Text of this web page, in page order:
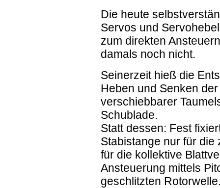
Die heute
Servos und
zum direkten
damals noch nicht.
Seinerzeit hieß die
Heben und Senken
verschiebbarer
Schublade.
Statt dessen: Fest
Stabistange nur für
für die kollektive
Ansteuerung mittels
geschlitzten